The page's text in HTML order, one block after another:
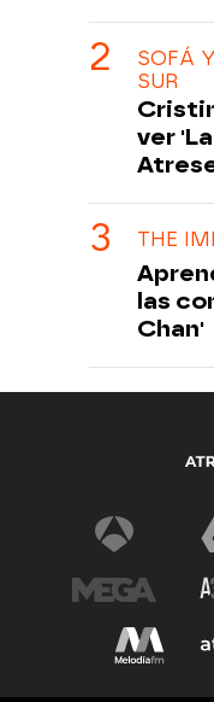
SOFÁ
SUR
ver
THE
las
Chan'